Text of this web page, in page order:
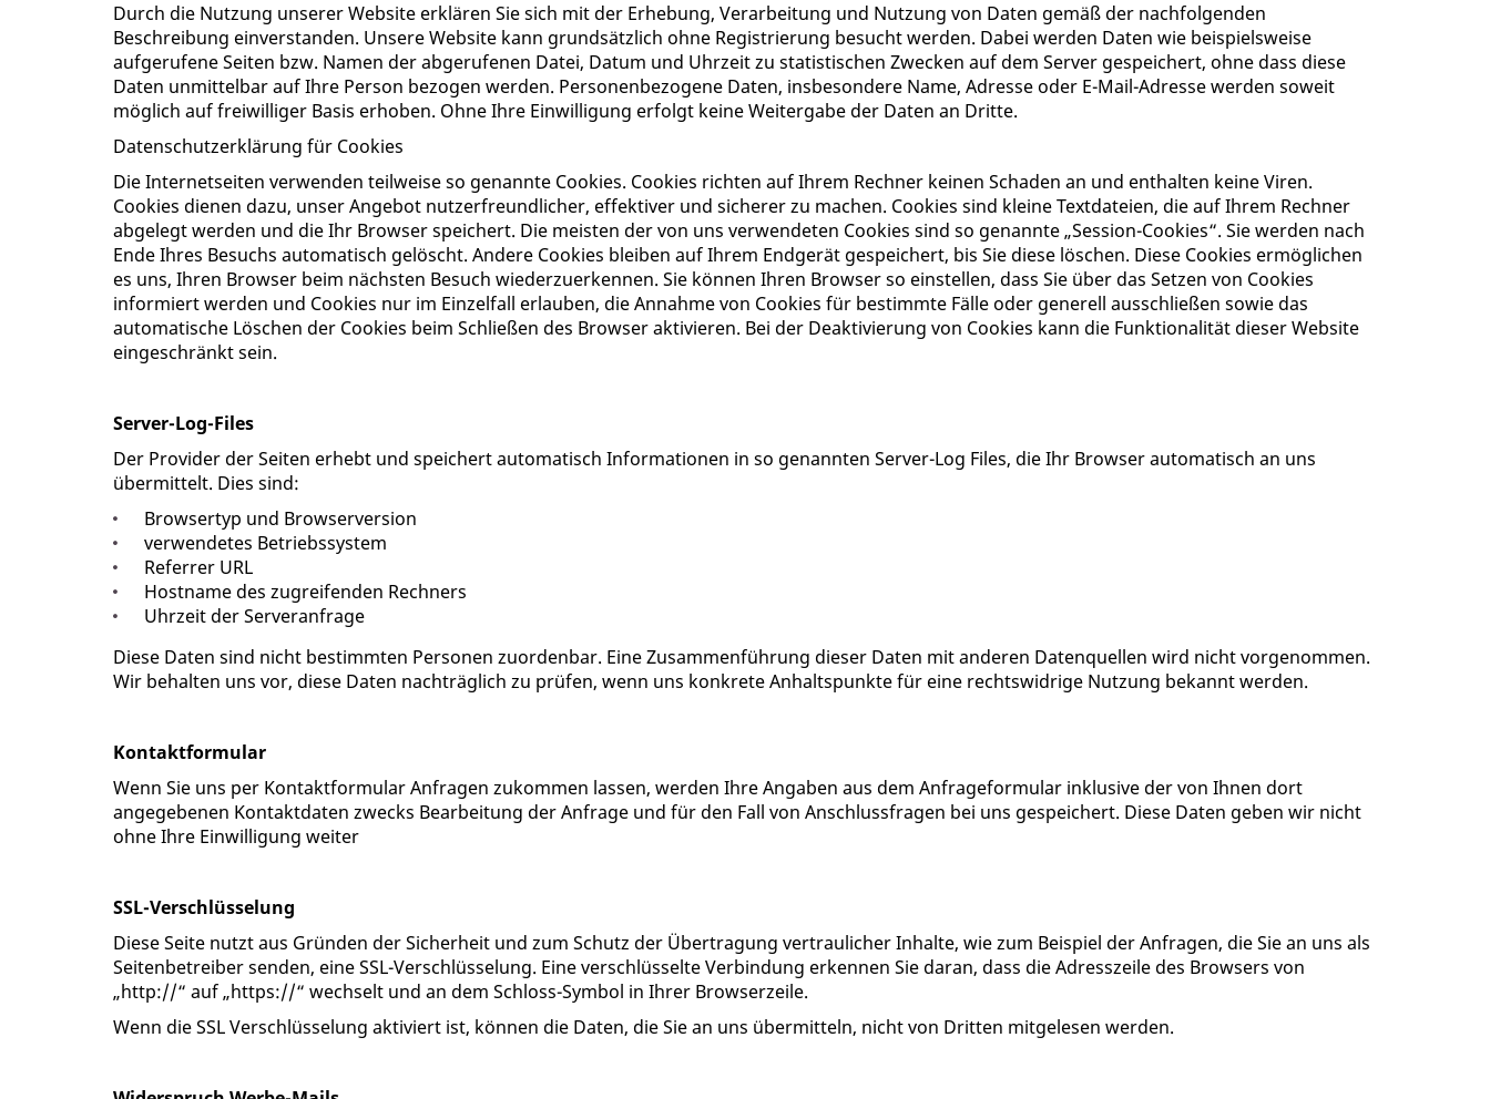
Durch die Nutzung unserer Website erklären Sie sich mit der Erhebung, Verarbeitung und Nutzung von Daten gemäß der nachfolgenden
Beschreibung einverstanden. Unsere Website kann grundsätzlich ohne Registrierung besucht werden. Dabei werden Daten wie beispielsweise
aufgerufene Seiten bzw. Namen der abgerufenen Datei, Datum und Uhrzeit zu statistischen Zwecken auf dem Server gespeichert, ohne dass diese
Daten unmittelbar auf Ihre Person bezogen werden. Personenbezogene Daten, insbesondere Name, Adresse oder E-Mail-Adresse werden soweit
möglich auf freiwilliger Basis erhoben. Ohne Ihre Einwilligung erfolgt keine Weitergabe der Daten an Dritte.
Datenschutzerklärung für Cookies
Die Internetseiten verwenden teilweise so genannte Cookies. Cookies richten auf Ihrem Rechner keinen Schaden an und enthalten keine Viren.
Cookies dienen dazu, unser Angebot nutzerfreundlicher, effektiver und sicherer zu machen. Cookies sind kleine Textdateien, die auf Ihrem Rechner
abgelegt werden und die Ihr Browser speichert. Die meisten der von uns verwendeten Cookies sind so genannte „Session-Cookies“. Sie werden nach
Ende Ihres Besuchs automatisch gelöscht. Andere Cookies bleiben auf Ihrem Endgerät gespeichert, bis Sie diese löschen. Diese Cookies ermöglichen
es uns, Ihren Browser beim nächsten Besuch wiederzuerkennen. Sie können Ihren Browser so einstellen, dass Sie über das Setzen von Cookies
informiert werden und Cookies nur im Einzelfall erlauben, die Annahme von Cookies für bestimmte Fälle oder generell ausschließen sowie das
automatische Löschen der Cookies beim Schließen des Browser aktivieren. Bei der Deaktivierung von Cookies kann die Funktionalität dieser Website
eingeschränkt sein.
Server-Log-Files
Der Provider der Seiten erhebt und speichert automatisch Informationen in so genannten Server-Log Files, die Ihr Browser automatisch an uns
übermittelt. Dies sind:
Browsertyp und Browserversion
verwendetes Betriebssystem
Referrer URL
Hostname des zugreifenden Rechners
Uhrzeit der Serveranfrage
Diese Daten sind nicht bestimmten Personen zuordenbar. Eine Zusammenführung dieser Daten mit anderen Datenquellen wird nicht vorgenommen.
Wir behalten uns vor, diese Daten nachträglich zu prüfen, wenn uns konkrete Anhaltspunkte für eine rechtswidrige Nutzung bekannt werden.
Kontaktformular
Wenn Sie uns per Kontaktformular Anfragen zukommen lassen, werden Ihre Angaben aus dem Anfrageformular inklusive der von Ihnen dort
angegebenen Kontaktdaten zwecks Bearbeitung der Anfrage und für den Fall von Anschlussfragen bei uns gespeichert. Diese Daten geben wir nicht
ohne Ihre Einwilligung weiter
SSL-Verschlüsselung
Diese Seite nutzt aus Gründen der Sicherheit und zum Schutz der Übertragung vertraulicher Inhalte, wie zum Beispiel der Anfragen, die Sie an uns als
Seitenbetreiber senden, eine SSL-Verschlüsselung. Eine verschlüsselte Verbindung erkennen Sie daran, dass die Adresszeile des Browsers von
„http://“ auf „https://“ wechselt und an dem Schloss-Symbol in Ihrer Browserzeile.
Wenn die SSL Verschlüsselung aktiviert ist, können die Daten, die Sie an uns übermitteln, nicht von Dritten mitgelesen werden.